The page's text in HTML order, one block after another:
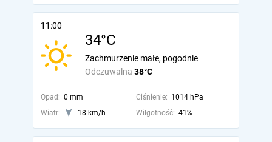
11:00
34°C
Odczuwalna 38°C
Zachmurzenie małe, pogodnie
Opad: 0 mm Ciśnienie: 1014 hPa
Wiatr:
18 km/h Wilgotność: 41%